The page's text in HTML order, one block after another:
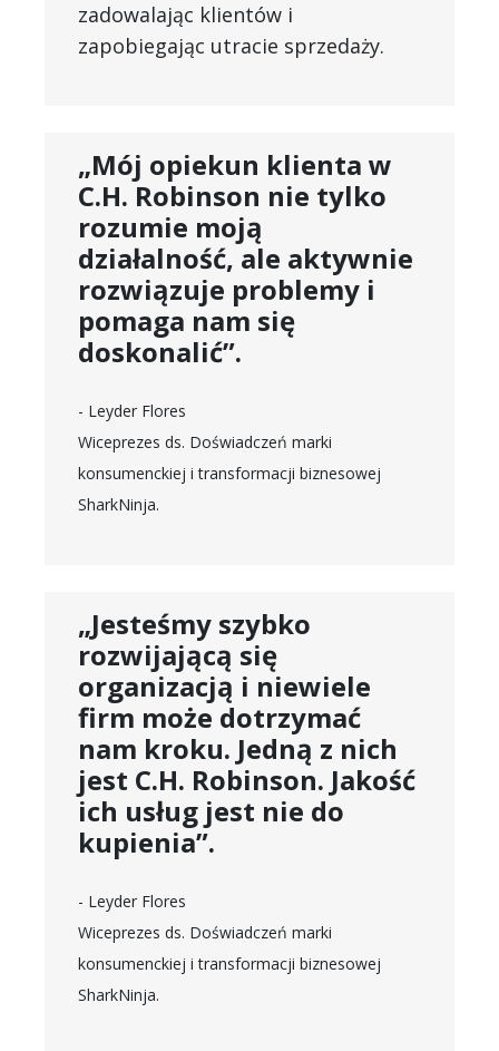
zadowalając klientów i
zapobiegając utracie sprzedaży.
„Mój opiekun klienta w
C.H. Robinson nie tylko
rozumie moją
działalność, ale aktywnie
rozwiązuje problemy i
pomaga nam się
doskonalić”.
- Leyder Flores
Wiceprezes ds. Doświadczeń marki
konsumenckiej i transformacji biznesowej
SharkNinja.
„Jesteśmy szybko
rozwijającą się
organizacją i niewiele
firm może dotrzymać
nam kroku. Jedną z nich
jest C.H. Robinson. Jakość
ich usług jest nie do
kupienia”.
- Leyder Flores
Wiceprezes ds. Doświadczeń marki
konsumenckiej i transformacji biznesowej
SharkNinja.